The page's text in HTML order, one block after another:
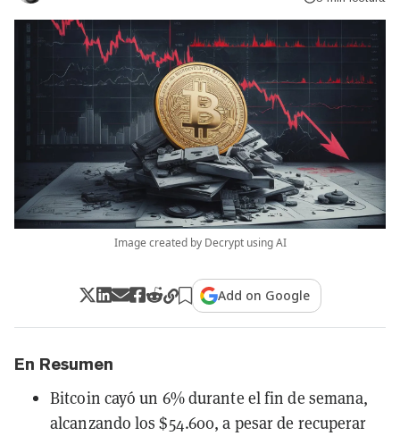
Image created by Decrypt using AI
Add on Google
En Resumen
Bitcoin cayó un 6% durante el fin de semana,
alcanzando los $54.600, a pesar de recuperar